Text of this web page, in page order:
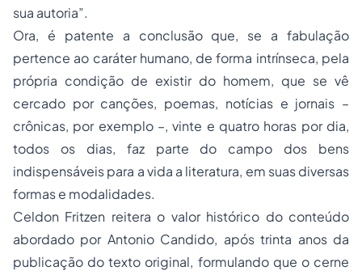
sua autoria”.
Ora, é patente a conclusão que, se a fabulação
pertence ao caráter humano, de forma intrínseca, pela
própria condição de existir do homem, que se vê
cercado por canções, poemas, notícias e jornais –
crônicas, por exemplo –, vinte e quatro horas por dia,
todos os dias, faz parte do campo dos bens
indispensáveis para a vida a literatura, em suas diversas
formas e modalidades.
Celdon Fritzen reitera o valor histórico do conteúdo
abordado por Antonio Candido, após trinta anos da
publicação do texto original, formulando que o cerne